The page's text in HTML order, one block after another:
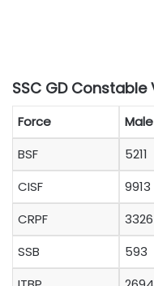
SSC GD
Force Male
BSF
5211
CISF
9913
CRPF
3326
SSB
593